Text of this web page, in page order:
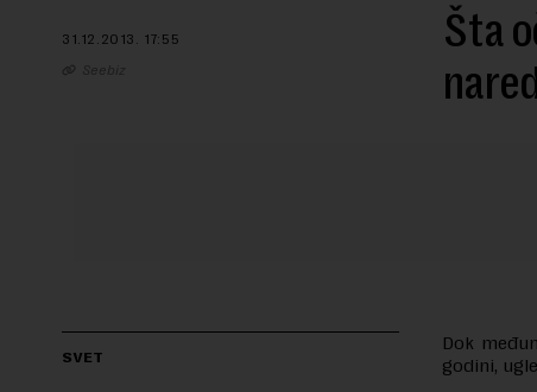
31.12.2013. 17:55
Seebiz
Šta
SVET
Dok
godini,